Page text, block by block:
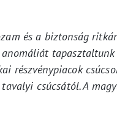
és a biztonság
anomáliát
részvénypiacok
csúcsától. A